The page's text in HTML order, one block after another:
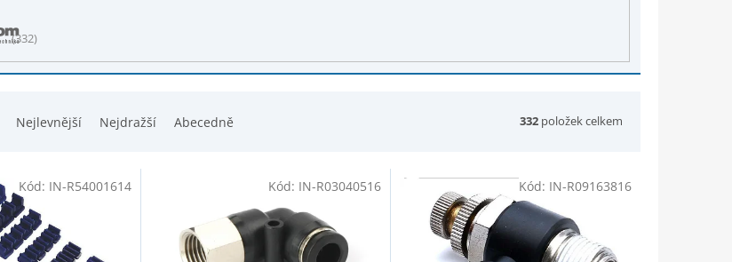
Nejlevnější Nejdražší Abecedně 332 položek celkem
332
Kód: IN-R54001614 Kód: IN-R03040516 Kód: IN-R09163816